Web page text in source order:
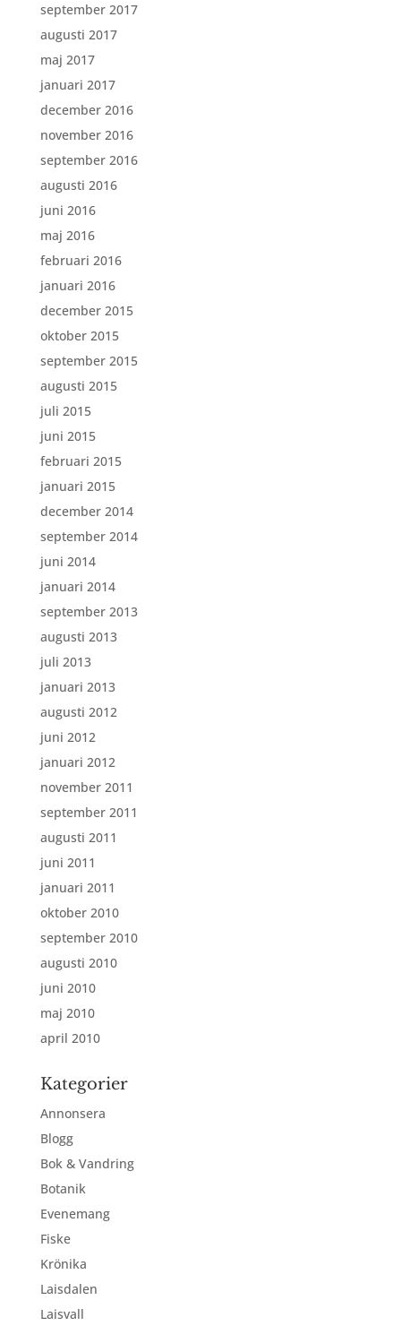
september 2017
augusti 2017
maj 2017
januari 2017
december 2016
november 2016
september 2016
augusti 2016
juni 2016
maj 2016
februari 2016
januari 2016
december 2015
oktober 2015
september 2015
augusti 2015
juli 2015
juni 2015
februari 2015
januari 2015
december 2014
september 2014
juni 2014
januari 2014
september 2013
augusti 2013
juli 2013
januari 2013
augusti 2012
juni 2012
januari 2012
november 2011
september 2011
augusti 2011
juni 2011
januari 2011
oktober 2010
september 2010
augusti 2010
juni 2010
maj 2010
april 2010
Kategorier
Annonsera
Blogg
Bok & Vandring
Botanik
Evenemang
Fiske
Krönika
Laisdalen
Laisvall